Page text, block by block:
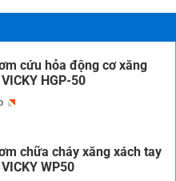
cứu hỏa động cơ xăng
HGP-50
chữa cháy xăng xách tay
WP50